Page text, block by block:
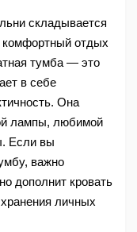
складывается
комфортный отдых
тумба — это
в себе
Она
лампы, любимой
Если вы
важно
дополнит кровать
личных